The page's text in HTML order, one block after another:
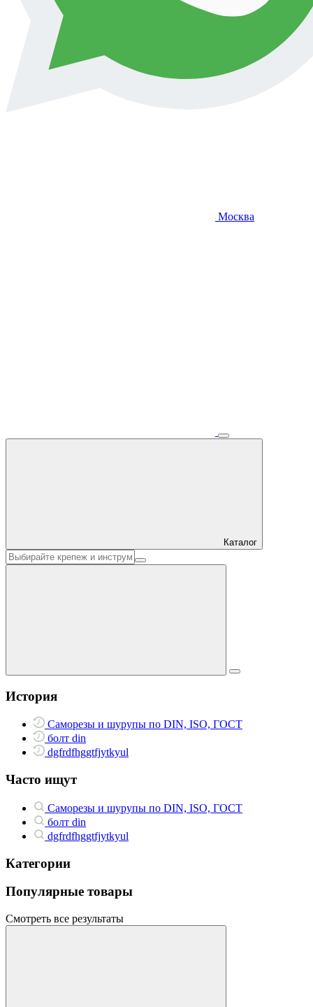
Москва
Каталог
История
Саморезы и шурупы по DIN, ISO, ГОСТ
болт din
dgfrdfhggtfjytkyul
Часто ищут
Саморезы и шурупы по DIN, ISO, ГОСТ
болт din
dgfrdfhggtfjytkyul
Категории
Популярные товары
Смотреть все результаты